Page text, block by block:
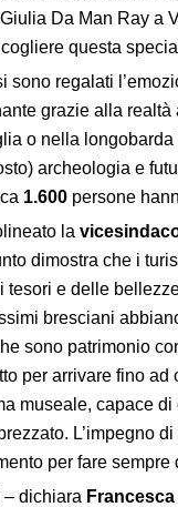
Da Man Ray a
questa
sono regalati
grazie alla realtà
o nella
archeologia e
1.600 persone
la
dimostra che i
tesori e delle
bresciani
sono patrimonio
per arrivare fino ad
museale, capace
L’impegno
per fare sempre
– dichiara